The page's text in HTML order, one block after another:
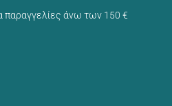
παραγγελίες άνω των 150 €